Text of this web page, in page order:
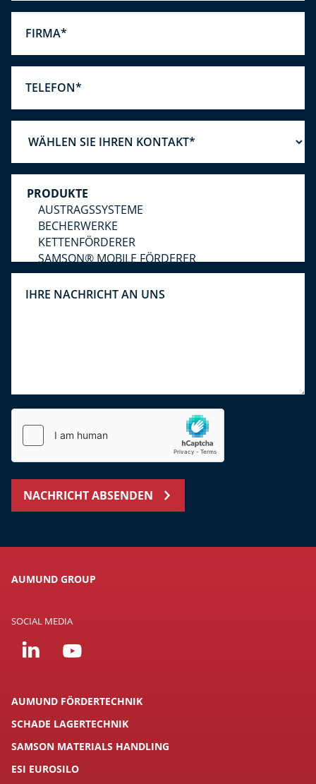
NACHRICHT ABSENDEN
AUMUND GROUP
SOCIAL MEDIA
AUMUND FÖRDERTECHNIK
SCHADE LAGERTECHNIK
SAMSON MATERIALS HANDLING
ESI EUROSILO